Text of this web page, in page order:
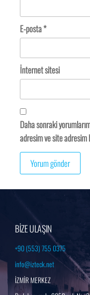
E-posta*
İnternet sitesi
Daha sonraki
adresim ve site adresim
BİZE ULAŞIN
+90 (553) 755 0375
info@izteck.net
İZMİR MERKEZ